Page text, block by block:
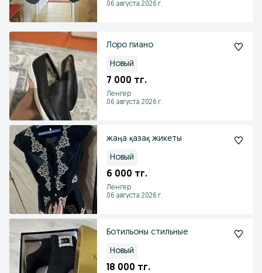
06 августа 2026 г.
Лоро пиано
Новый
7 000 тг.
Ленгер
06 августа 2026 г.
жаңа қазақ жикеты
Новый
6 000 тг.
Ленгер
06 августа 2026 г.
Ботильоны стильные
Новый
18 000 тг.